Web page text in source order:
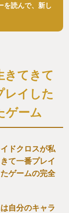
を読んで、新し
きてきて
レイした
ゲーム
ドクロスが私
て一番プレイ
ゲームの完全
自分のキャラ